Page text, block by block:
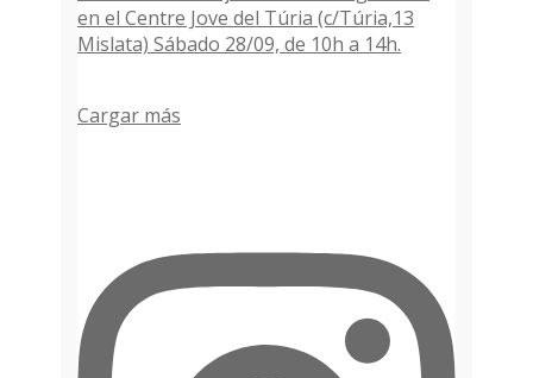
Cargar más